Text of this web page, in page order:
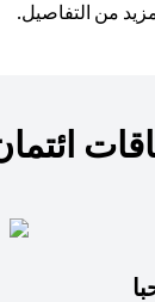
من التفاصيل.